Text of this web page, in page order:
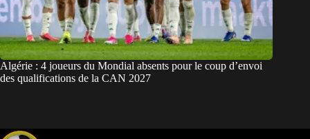
Algérie : 4 joueurs du Mondial absents pour le coup d’envoi
des qualifications de la CAN 2027